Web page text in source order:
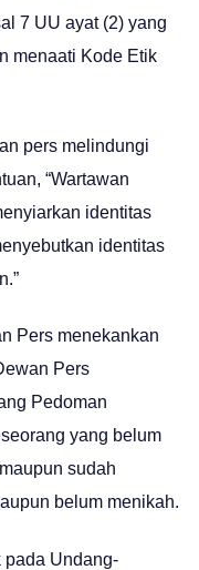
7 UU ayat (2) yang
menaati Kode Etik
pers melindungi
“Wartawan
identitas
identitas
Pers menekankan
Pers
Pedoman
yang belum
sudah
belum menikah.
pada Undang-